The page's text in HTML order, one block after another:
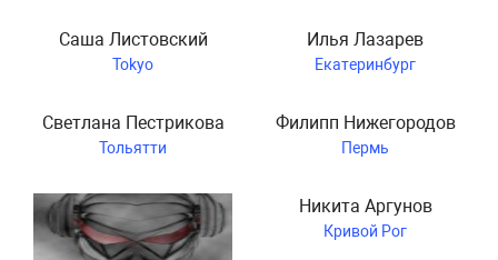
Саша Листовский
Tokyo
Илья Лазарев
Екатеринбург
Светлана Пестрикова
Тольятти
Филипп Нижегородов
Пермь
Никита Аргунов
Кривой Рог